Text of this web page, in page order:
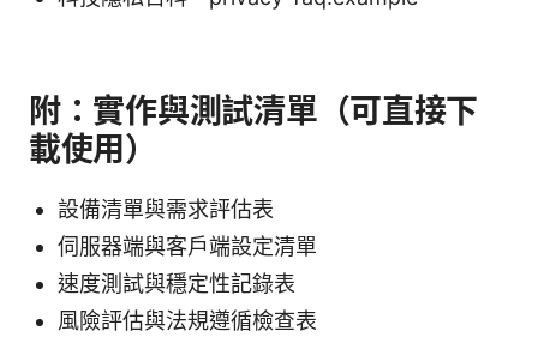
附：實作與測試清單（可直接下
載使用）
設備清單與需求評估表
伺服器端與客戶端設定清單
速度測試與穩定性記錄表
風險評估與法規遵循檢查表